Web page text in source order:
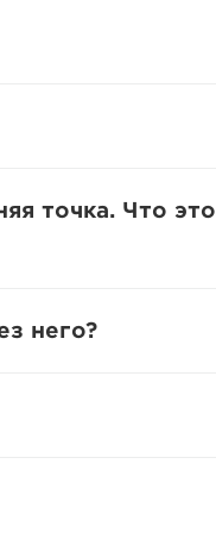
точка. Что это
него?